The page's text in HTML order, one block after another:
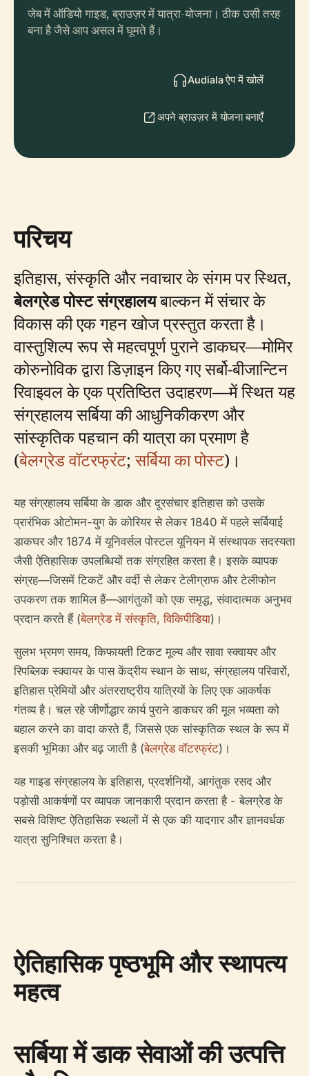
जेब में ऑडियो गाइड, ब्राउज़र में यात्रा-योजना। ठीक उसी तरह
बना है जैसे आप असल में घूमते हैं।
Audiala ऐप में खोलें
अपने ब्राउज़र में योजना बनाएँ
परिचय
इतिहास, संस्कृति और नवाचार के संगम पर स्थित,
बेलग्रेड पोस्ट संग्रहालयबाल्कन में संचार के
विकास की एक गहन खोज प्रस्तुत करता है।
वास्तुशिल्प रूप से महत्वपूर्ण पुराने डाकघर—मोमिर
कोरुनोविक द्वारा डिज़ाइन किए गए सर्बो-बीजान्टिन
रिवाइवल के एक प्रतिष्ठित उदाहरण—में स्थित यह
संग्रहालय सर्बिया की आधुनिकीकरण और
सांस्कृतिक पहचान की यात्रा का प्रमाण है
(बेलग्रेड वॉटरफ्रंट;सर्बिया का पोस्ट)।
यह संग्रहालय सर्बिया के डाक और दूरसंचार इतिहास को उसके
प्रारंभिक ओटोमन-युग के कोरियर से लेकर 1840 में पहले सर्बियाई
डाकघर और 1874 में यूनिवर्सल पोस्टल यूनियन में संस्थापक सदस्यता
जैसी ऐतिहासिक उपलब्धियों तक संग्रहित करता है। इसके व्यापक
संग्रह—जिसमें टिकटें और वर्दी से लेकर टेलीग्राफ और टेलीफोन
उपकरण तक शामिल हैं—आगंतुकों को एक समृद्ध, संवादात्मक अनुभव
प्रदान करते हैं (बेलग्रेड में संस्कृति, विकिपीडिया)।
सुलभ भ्रमण समय, किफायती टिकट मूल्य और सावा स्क्वायर और
रिपब्लिक स्क्वायर के पास केंद्रीय स्थान के साथ, संग्रहालय परिवारों,
इतिहास प्रेमियों और अंतरराष्ट्रीय यात्रियों के लिए एक आकर्षक
गंतव्य है। चल रहे जीर्णोद्धार कार्य पुराने डाकघर की मूल भव्यता को
बहाल करने का वादा करते हैं, जिससे एक सांस्कृतिक स्थल के रूप में
इसकी भूमिका और बढ़ जाती है (बेलग्रेड वॉटरफ्रंट)।
यह गाइड संग्रहालय के इतिहास, प्रदर्शनियों, आगंतुक रसद और
पड़ोसी आकर्षणों पर व्यापक जानकारी प्रदान करता है - बेलग्रेड के
सबसे विशिष्ट ऐतिहासिक स्थलों में से एक की यादगार और ज्ञानवर्धक
यात्रा सुनिश्चित करता है।
ऐतिहासिक पृष्ठभूमि और स्थापत्य
महत्व
सर्बिया में डाक सेवाओं की उत्पत्ति